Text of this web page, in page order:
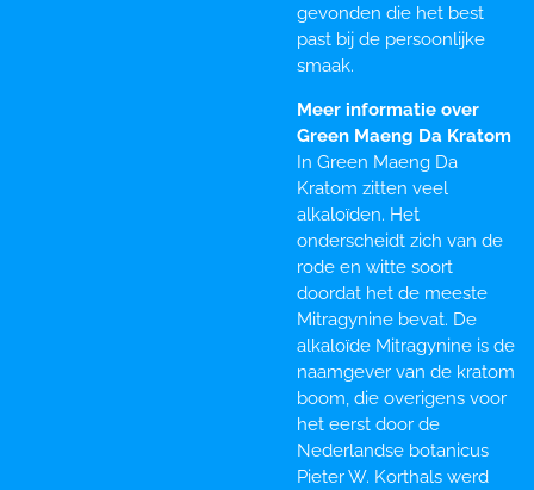
gevonden die het best
past bij de persoonlijke
smaak.
Meer informatie over
Green Maeng Da Kratom
In Green Maeng Da
Kratom zitten veel
alkaloïden. Het
onderscheidt zich van de
rode en witte soort
doordat het de meeste
Mitragynine bevat. De
alkaloïde Mitragynine is de
naamgever van de kratom
boom, die overigens voor
het eerst door de
Nederlandse botanicus
Pieter W. Korthals werd